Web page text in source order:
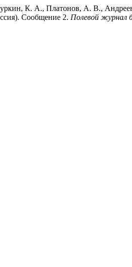
К. А., Платонов, А. В.,
Сообщение 2. Полевой журнал